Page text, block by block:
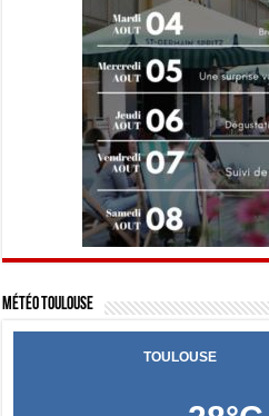
Météo Toulouse